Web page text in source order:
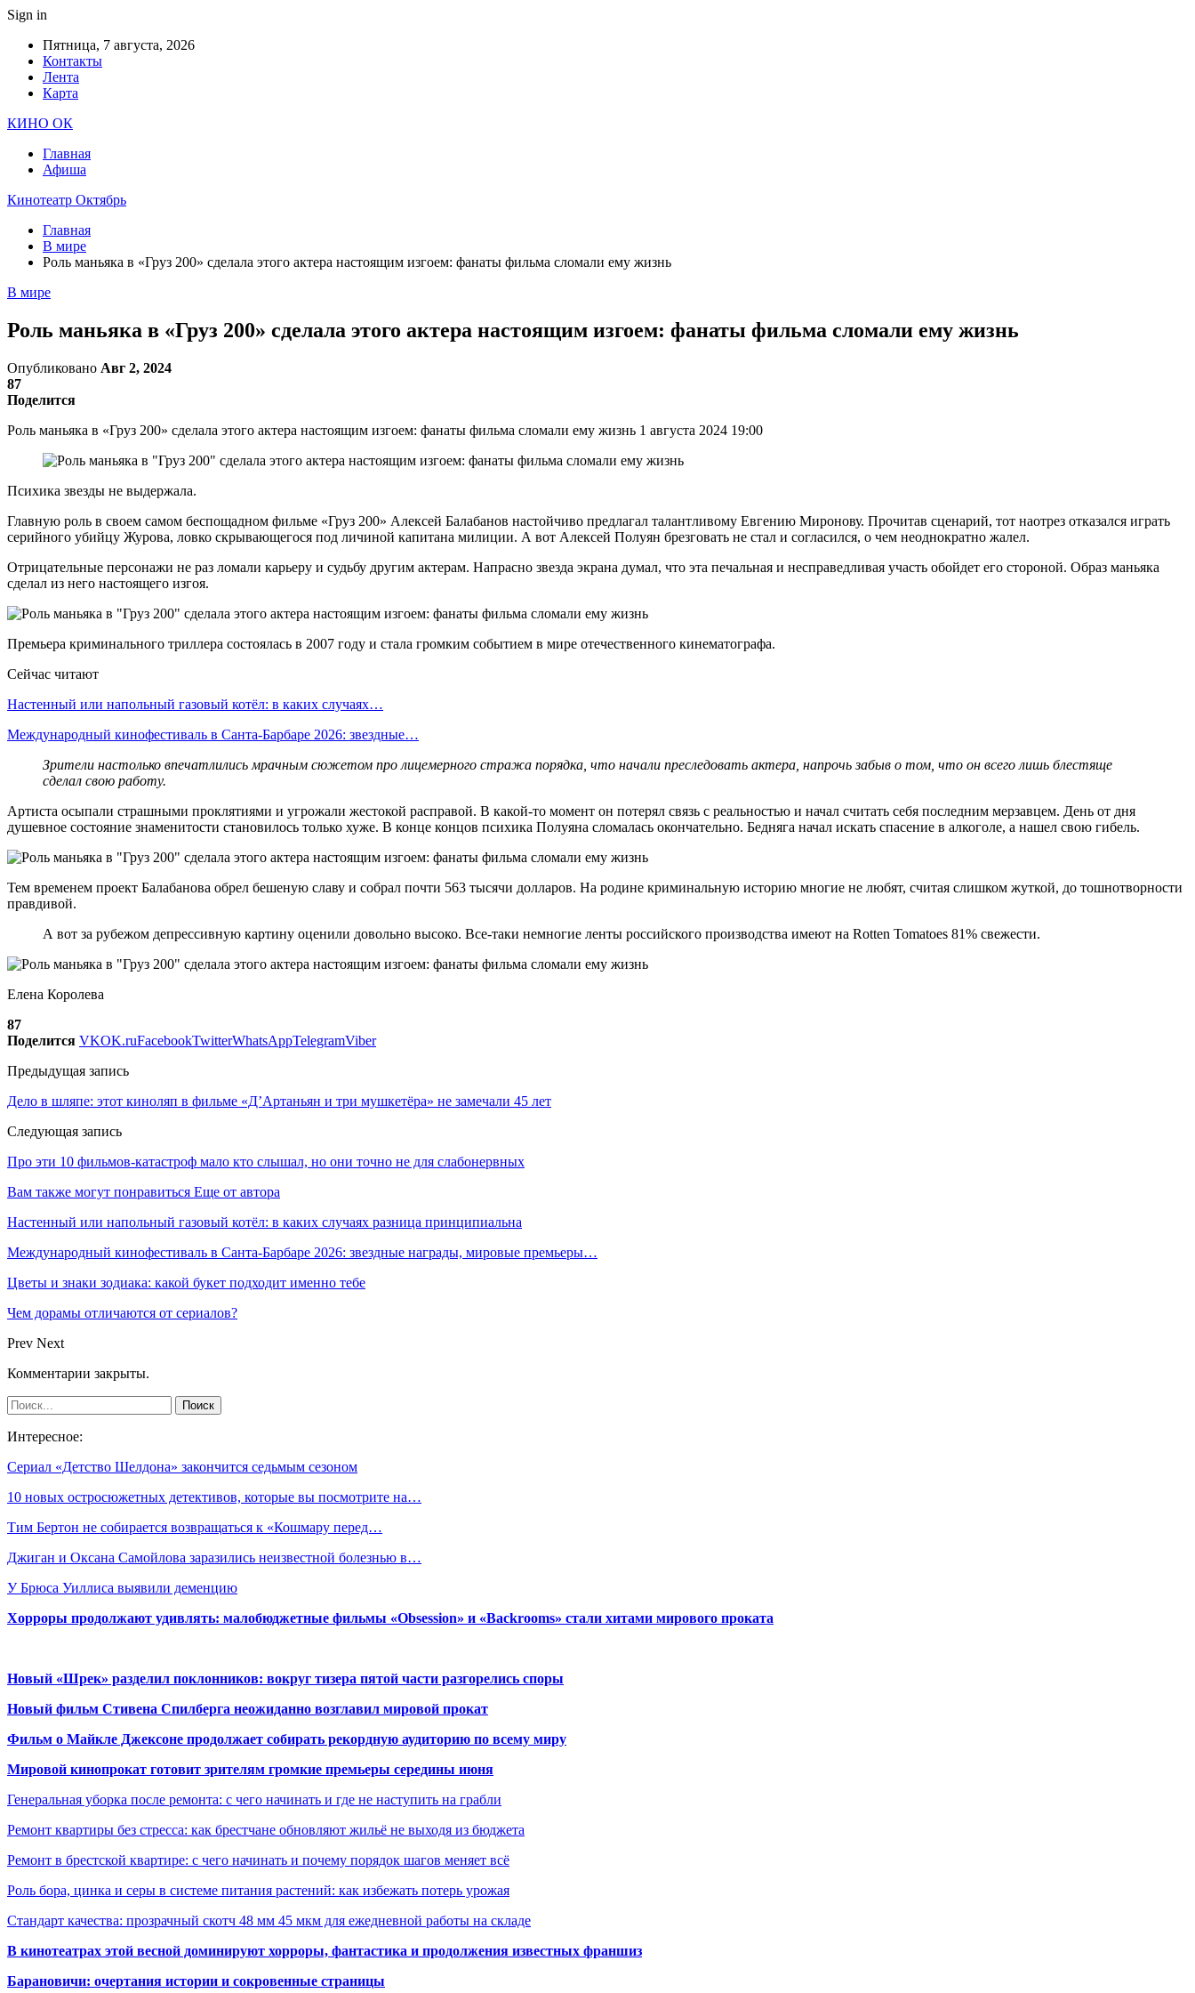
Sign in
Пятница, 7 августа, 2026
Контакты
Лента
Карта
КИНО ОК
Главная
Афиша
Кинотеатр Октябрь
Главная
В мире
Роль маньяка в «Груз 200» сделала этого актера настоящим изгоем: фанаты фильма сломали ему жизнь
В мире
Роль маньяка в «Груз 200» сделала этого актера настоящим изгоем: фанаты фильма сломали ему жизнь
Опубликовано Авг 2, 2024
87
Поделится
Роль маньяка в «Груз 200» сделала этого актера настоящим изгоем: фанаты фильма сломали ему жизнь 1 августа 2024 19:00
Психика звезды не выдержала.
Главную роль в своем самом беспощадном фильме «Груз 200» Алексей Балабанов настойчиво предлагал талантливому Евгению Миронову. Прочитав сценарий, тот наотрез отказался играть
серийного убийцу Журова, ловко скрывающегося под личиной капитана милиции. А вот Алексей Полуян брезговать не стал и согласился, о чем неоднократно жалел.
Отрицательные персонажи не раз ломали карьеру и судьбу другим актерам. Напрасно звезда экрана думал, что эта печальная и несправедливая участь обойдет его стороной. Образ маньяка
сделал из него настоящего изгоя.
Премьера криминального триллера состоялась в 2007 году и стала громким событием в мире отечественного кинематографа.
Сейчас читают
Настенный или напольный газовый котёл: в каких случаях…
Международный кинофестиваль в Санта-Барбаре 2026: звездные…
Зрители настолько впечатлились мрачным сюжетом про лицемерного стража порядка, что начали преследовать актера, напрочь забыв о том, что он всего лишь блестяще
сделал свою работу.
Артиста осыпали страшными проклятиями и угрожали жестокой расправой. В какой-то момент он потерял связь с реальностью и начал считать себя последним мерзавцем. День от дня
душевное состояние знаменитости становилось только хуже. В конце концов психика Полуяна сломалась окончательно. Бедняга начал искать спасение в алкоголе, а нашел свою гибель.
Тем временем проект Балабанова обрел бешеную славу и собрал почти 563 тысячи долларов. На родине криминальную историю многие не любят, считая слишком жуткой, до тошнотворности
правдивой.
А вот за рубежом депрессивную картину оценили довольно высоко. Все-таки немногие ленты российского производства имеют на Rotten Tomatoes 81% свежести.
Елена Королева
87
Поделится VKOK.ruFacebookTwitterWhatsAppTelegramViber
Предыдущая запись
Дело в шляпе: этот киноляп в фильме «Д’Артаньян и три мушкетёра» не замечали 45 лет
Следующая запись
Про эти 10 фильмов-катастроф мало кто слышал, но они точно не для слабонервных
Вам также могут понравиться Еще от автора
Настенный или напольный газовый котёл: в каких случаях разница принципиальна
Международный кинофестиваль в Санта-Барбаре 2026: звездные награды, мировые премьеры…
Цветы и знаки зодиака: какой букет подходит именно тебе
Чем дорамы отличаются от сериалов?
Prev Next
Комментарии закрыты.
Интересное:
Сериал «Детство Шелдона» закончится седьмым сезоном
10 новых остросюжетных детективов, которые вы посмотрите на…
Тим Бертон не собирается возвращаться к «Кошмару перед…
Джиган и Оксана Самойлова заразились неизвестной болезнью в…
У Брюса Уиллиса выявили деменцию
Хорроры продолжают удивлять: малобюджетные фильмы «Obsession» и «Backrooms» стали хитами мирового проката
Новый «Шрек» разделил поклонников: вокруг тизера пятой части разгорелись споры
Новый фильм Стивена Спилберга неожиданно возглавил мировой прокат
Фильм о Майкле Джексоне продолжает собирать рекордную аудиторию по всему миру
Мировой кинопрокат готовит зрителям громкие премьеры середины июня
Генеральная уборка после ремонта: с чего начинать и где не наступить на грабли
Ремонт квартиры без стресса: как брестчане обновляют жильё не выходя из бюджета
Ремонт в брестской квартире: с чего начинать и почему порядок шагов меняет всё
Роль бора, цинка и серы в системе питания растений: как избежать потерь урожая
Стандарт качества: прозрачный скотч 48 мм 45 мкм для ежедневной работы на складе
В кинотеатрах этой весной доминируют хорроры, фантастика и продолжения известных франшиз
Барановичи: очертания истории и сокровенные страницы